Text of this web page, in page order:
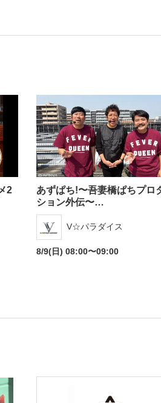
2
あずぱち!〜吾妻橋ぱちプロ
ション外伝〜…
V☆パラダイス
8/9(日) 08:00〜09:00